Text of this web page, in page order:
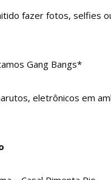
fazer fotos, selfies
Gang Bangs*
eletrônicos em